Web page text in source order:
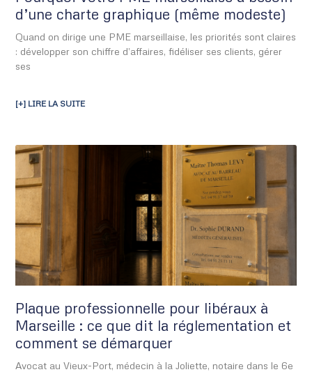
d’une charte graphique (même modeste)
Quand on dirige une PME marseillaise, les priorités sont claires
: développer son chiffre d’affaires, fidéliser ses clients, gérer
ses
[+] LIRE LA SUITE
Plaque professionnelle pour libéraux à
Marseille : ce que dit la réglementation et
comment se démarquer
Avocat au Vieux-Port, médecin à la Joliette, notaire dans le 6e